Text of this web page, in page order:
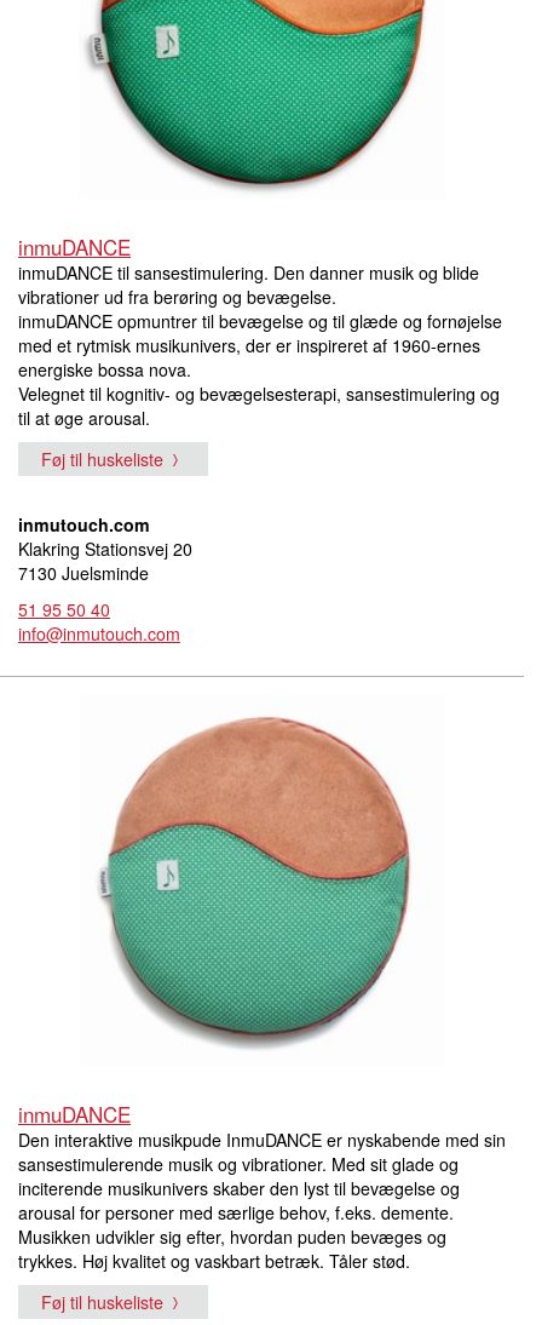
inmuDANCE
inmuDANCE til sansestimulering. Den danner musik og blide
vibrationer ud fra berøring og bevægelse.
inmuDANCE opmuntrer til bevægelse og til glæde og fornøjelse
med et rytmisk musikunivers, der er inspireret af 1960-ernes
energiske bossa nova.
Velegnet til kognitiv- og bevægelsesterapi, sansestimulering og
til at øge arousal.
Føj til huskeliste
inmutouch.com
Klakring Stationsvej 20
7130 Juelsminde
51 95 50 40
info@inmutouch.com
inmuDANCE
Den interaktive musikpude InmuDANCE er nyskabende med sin
sansestimulerende musik og vibrationer. Med sit glade og
inciterende musikunivers skaber den lyst til bevægelse og
arousal for personer med særlige behov, f.eks. demente.
Musikken udvikler sig efter, hvordan puden bevæges og
trykkes. Høj kvalitet og vaskbart betræk. Tåler stød.
Føj til huskeliste